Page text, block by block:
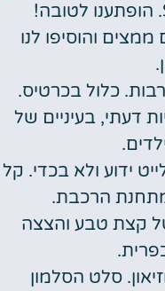
עם חברת Stromma. הופתענו לטובה!
והוסיפו לנו
כלול בכרטיס.
דעתי, בעיניים של
ידוע ולא בכדי. קל
הרכבת.
קצת טבע והצצה
סלט הסלמון